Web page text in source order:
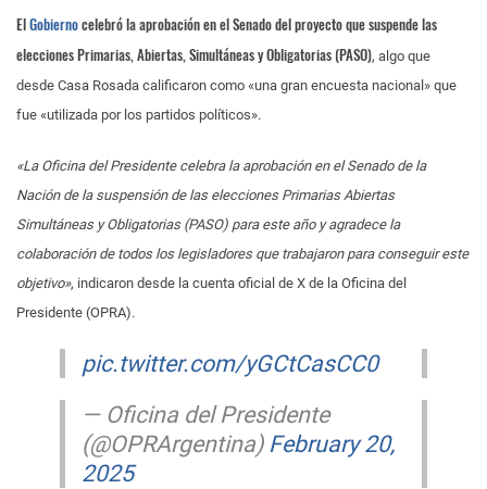
ElGobiernocelebró la aprobación en el Senado del proyecto que suspende las
elecciones Primarias, Abiertas, Simultáneas y Obligatorias (PASO), algo que
desde Casa Rosada calificaron como «una gran encuesta nacional» que
fue «utilizada por los partidos políticos».
«La Oficina del Presidente celebra la aprobación en el Senado de la
Nación de la suspensión de las elecciones Primarias Abiertas
Simultáneas y Obligatorias (PASO) para este año y agradece la
colaboración de todos los legisladores que trabajaron para conseguir este
objetivo», indicaron desde la cuenta oficial de X de la Oficina del
Presidente (OPRA).
pic.twitter.com/yGCtCasCC0
— Oficina del Presidente
(@OPRArgentina) February 20,
2025